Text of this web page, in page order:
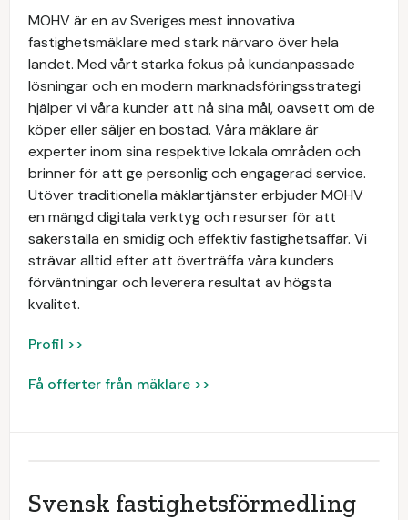
MOHV är en av Sveriges mest innovativa
fastighetsmäklare med stark närvaro över hela
landet. Med vårt starka fokus på kundanpassade
lösningar och en modern marknadsföringsstrategi
hjälper vi våra kunder att nå sina mål, oavsett om de
köper eller säljer en bostad. Våra mäklare är
experter inom sina respektive lokala områden och
brinner för att ge personlig och engagerad service.
Utöver traditionella mäklartjänster erbjuder MOHV
en mängd digitala verktyg och resurser för att
säkerställa en smidig och effektiv fastighetsaffär. Vi
strävar alltid efter att överträffa våra kunders
förväntningar och leverera resultat av högsta
kvalitet.
Profil >>
Få offerter från mäklare >>
Svensk fastighetsförmedling